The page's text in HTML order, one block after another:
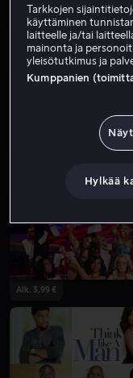
Alk. 3,99 €
Alk. 3,99 €
Tarkkojen
käyttäminen
laitteelle ja/tai
mainonta ja
yleisötutkimus ja
Kumppanien
Hylkää